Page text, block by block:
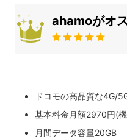
ahamoがオ
ドコモの高品質な4G/
基本料金月額2970円(
月間データ容量20GB